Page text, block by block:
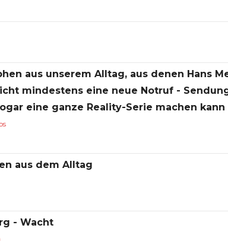
aus unserem Alltag, aus denen Hans
mindestens eine neue Notruf -
eine ganze Reality-Serie machen kann
aus dem Alltag
- Wacht